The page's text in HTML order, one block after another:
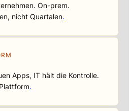
On-prem.
nicht Quartalen.
Apps, IT hält die Kontrolle.
.